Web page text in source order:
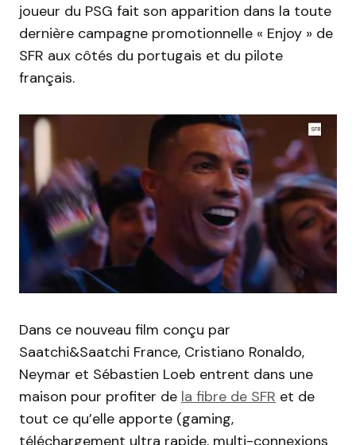
joueur du PSG fait son apparition dans la toute
dernière campagne promotionnelle « Enjoy » de
SFR aux côtés du portugais et du pilote
français.
Dans ce nouveau film conçu par
Saatchi&Saatchi France, Cristiano Ronaldo,
Neymar et Sébastien Loeb entrent dans une
maison pour profiter de la fibre de SFR et de
tout ce qu’elle apporte (gaming,
téléchargement ultra rapide, multi-connexions